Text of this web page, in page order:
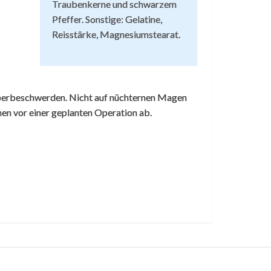
Traubenkerne und schwarzem
Pfeffer. Sonstige: Gelatine,
Reisstärke, Magnesiumstearat.
Nicht auf nüchternen Magen
vor einer geplanten Operation ab.